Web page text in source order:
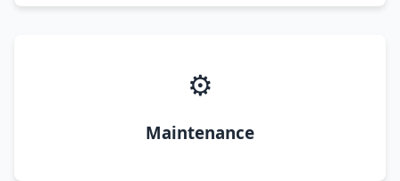
⚙️
Maintenance